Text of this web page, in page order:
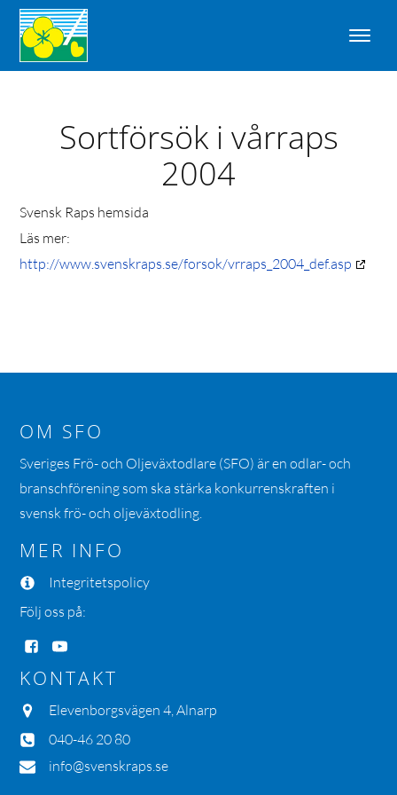
Sortförsök i vårraps
2004
Svensk Raps hemsida
Läs mer:
http://www.svenskraps.se/forsok/vrraps_2004_def.asp
OM SFO
Sveriges Frö- och Oljeväxtodlare (SFO) är en odlar- och
branschförening som ska stärka konkurrenskraften i
svensk frö- och oljeväxtodling.
MER INFO
Integritetspolicy
Följ oss på:
KONTAKT
Elevenborgsvägen 4, Alnarp
040-46 20 80
info@svenskraps.se